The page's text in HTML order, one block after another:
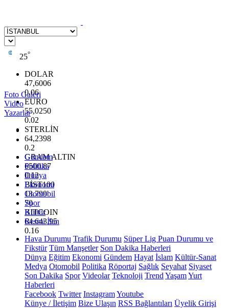
25°
DOLAR
47,6006
0.06
EURO
55,0250
0.02
STERLİN
64,2398
0.2
GRAM ALTIN
6500.87
0.12
BİST100
13.799
70
BITCOIN
64.643,95
0.16
Foto Galeri
Video
Yazarlar
Gündem
Politika
Dünya
Ekonomi
Otomobil
Spor
Kültür
Resmi İlan
Hava Durumu Trafik Durumu Süper Lig Puan Durumu ve
Fikstür Tüm Manşetler Son Dakika Haberleri
Dünya Eğitim Ekonomi Gündem Hayat İslam Kültür-Sanat
Medya Otomobil Politika Röportaj Sağlık Seyahat Siyaset
Son Dakika Spor Videolar Teknoloji Trend YaşamYurt
Haberleri
Facebook Twitter InstagramYoutube
Künye / İletişim Bize Ulaşın RSS Bağlantıları Üyelik Girişi